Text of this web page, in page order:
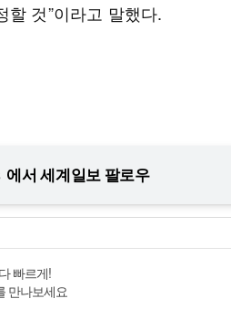
것”이라고 말했다.
에서 세계일보 팔로우
빠르게!
만나보세요